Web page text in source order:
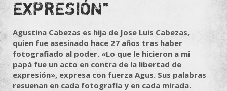
EXPRESIÓN”
Agustina Cabezas es hija de Jose Luis Cabezas,
quien fue asesinado hace 27 años tras haber
fotografiado al poder. «Lo que le hicieron a mi
papá fue un acto en contra de la libertad de
expresión», expresa con fuerza Agus. Sus palabras
resuenan en cada fotografía y en cada mirada.